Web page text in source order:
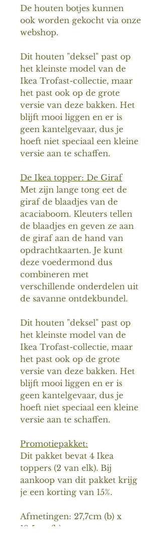
De houten botjes kunnen
ook worden gekocht via onze
webshop.
Dit houten "deksel" past op
het kleinste model van de
Ikea Trofast-collectie, maar
het past ook op de grote
versie van deze bakken. Het
blijft mooi liggen en er is
geen kantelgevaar, dus je
hoeft niet speciaal een kleine
versie aan te schaffen.
De Ikea topper: De Giraf
Met zijn lange tong eet de
giraf de blaadjes van de
acaciaboom. Kleuters tellen
de blaadjes en geven ze aan
de giraf aan de hand van
opdrachtkaarten. Je kunt
deze voedermond dus
combineren met
verschillende onderdelen uit
de savanne ontdekbundel.
Dit houten "deksel" past op
het kleinste model van de
Ikea Trofast-collectie, maar
het past ook op de grote
versie van deze bakken. Het
blijft mooi liggen en er is
geen kantelgevaar, dus je
hoeft niet speciaal een kleine
versie aan te schaffen.
Promotiepakket:
Dit pakket bevat 4 Ikea
toppers (2 van elk). Bij
aankoop van dit pakket krijg
je een korting van 15%.
Afmetingen: 27,7cm (b) x
18,5cm (h)